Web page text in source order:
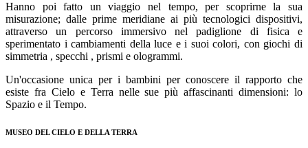
Hanno poi fatto un viaggio nel tempo, per scoprirne la sua
misurazione; dalle prime meridiane ai più tecnologici dispositivi,
attraverso un percorso immersivo nel padiglione di fisica e
sperimentato i cambiamenti della luce e i suoi colori, con giochi di
simmetria , specchi , prismi e ologrammi.
Un'occasione unica per i bambini per conoscere il rapporto che
esiste fra Cielo e Terra nelle sue più affascinanti dimensioni: lo
Spazio e il Tempo.
MUSEO DEL CIELO E DELLA TERRA